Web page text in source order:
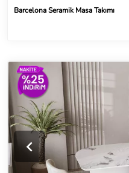
Barcelona Seramik Masa Takımı